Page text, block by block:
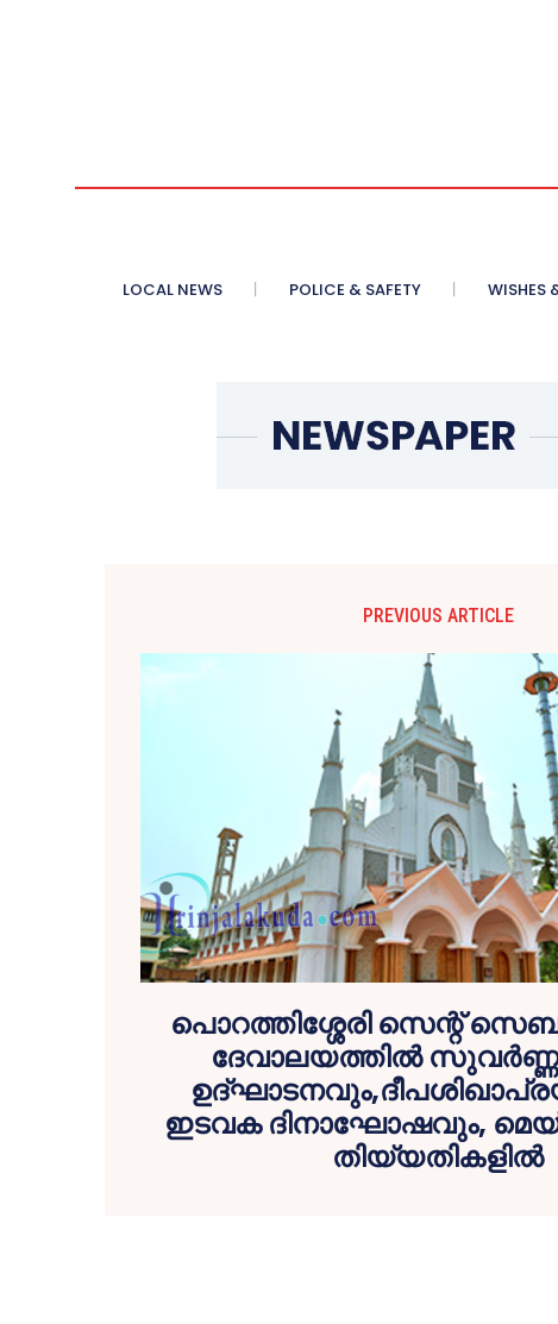
LOCAL NEWS POLICE & SAFETY WISHES
PREVIOUS ARTICLE
പൊറത്തിശ്ശേരി സെന്റ്
ദേവാലയത്തില്‍
ഇടവക ദിനാഘോഷവും,
തിയ്യതികളില്‍